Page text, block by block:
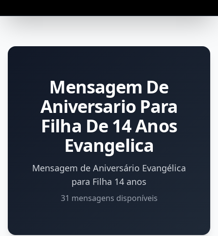
Mensagem De
Aniversario Para
Filha De 14 Anos
Evangelica
Mensagem de Aniversário Evangélica
para Filha 14 anos
31 mensagens disponíveis